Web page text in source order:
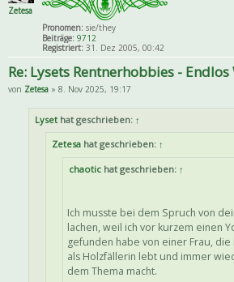
Zetesa
Pronomen: sie/they
Beiträge: 9712
Registriert: 31. Dez 2005, 00:42
Re: Lysets Rentnerhobbies - Endlos
von Zetesa » 8. Nov 2025, 19:17
Lysethat geschrieben: ↑
Zetesa hat geschrieben: ↑
chaotic hat geschrieben: ↑
Ich musste bei dem Spruch von
lachen, weil ich vor kurzem einen
gefunden habe von einer Frau, die
als Holzfällerin lebt und immer
dem Thema macht.